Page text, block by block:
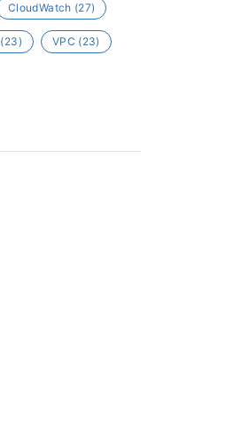
CloudWatch (27)
(23) VPC (23)